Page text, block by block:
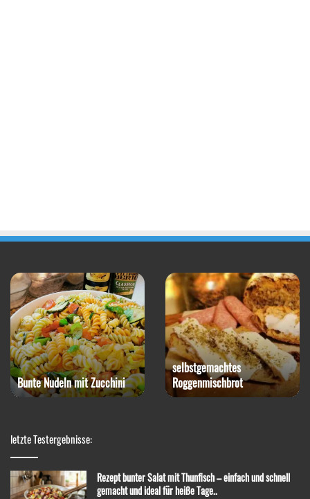
Bunte Nudeln mit Zucchini
selbstgemachtes
Roggenmischbrot
letzte Testergebnisse:
Rezept bunter Salat mit Thunfisch – einfach und schnell
gemacht und ideal für heiße Tage..